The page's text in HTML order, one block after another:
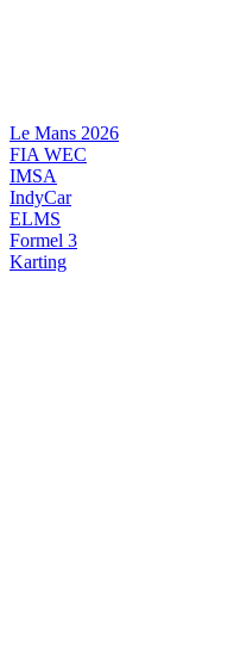
Le Mans 2026
FIA WEC
IMSA
IndyCar
ELMS
Formel 3
Karting